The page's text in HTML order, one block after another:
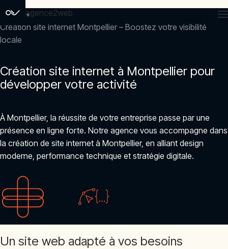
agence2web
Accueil
Création site internet Montpellier – Boostez votre visibilité
locale
Création site internet à Montpellier pour
développer votre activité
À Montpellier, la réussite de votre entreprise passe par une
présence en ligne forte. Notre agence vous accompagne dans
la création de site internet à Montpellier, en alliant design
moderne, performance technique et stratégie digitale.
Un site web adapté à vos besoins